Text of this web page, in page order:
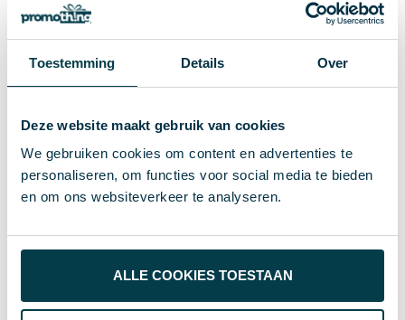
Toestemming Details Over
Deze website maakt gebruik van cookies
We gebruiken cookies om content en advertenties te
personaliseren, om functies voor social media te bieden
en om ons websiteverkeer te analyseren.
ALLE COOKIES TOESTAAN
versnellen in geval van een ongeluk of pech.
Artikelnummer 81517
Diameter 6.8 cm
Merk
160 g
Maat S/T